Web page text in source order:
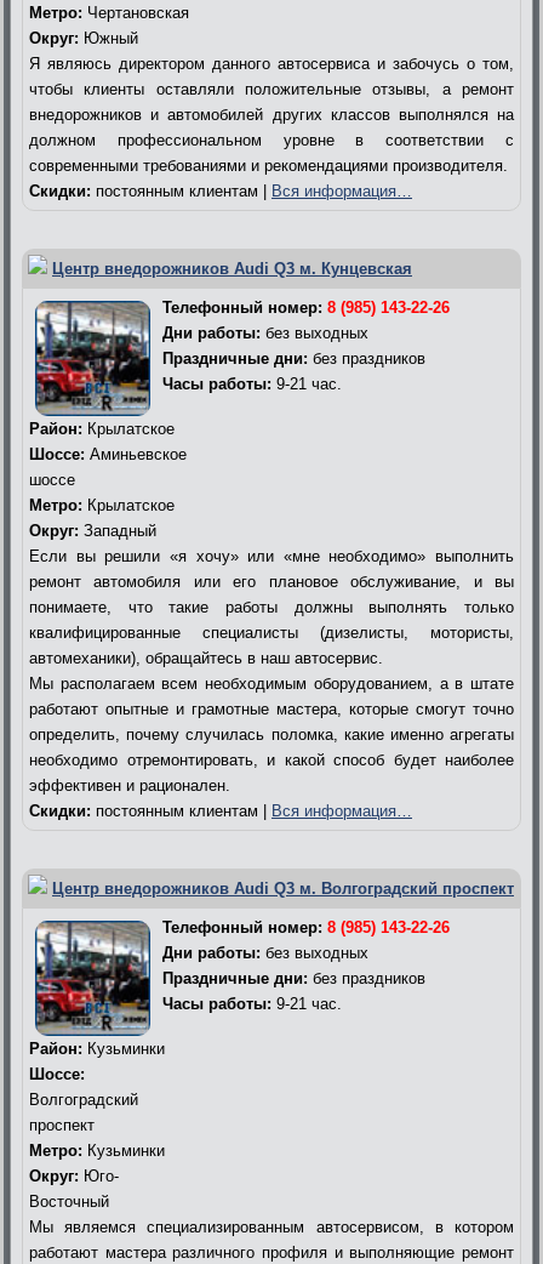
Метро: Чертановская
Округ: Южный
Я являюсь директором данного автосервиса и забочусь о том,
чтобы клиенты оставляли положительные отзывы, а ремонт
внедорожников и автомобилей других классов выполнялся на
должном профессиональном уровне в соответствии с
современными требованиями и рекомендациями производителя.
Скидки: постоянным клиентам | Вся информация…
Центр внедорожников Audi Q3 м. Кунцевская
Телефонный номер: 8 (985) 143-22-26
Дни работы: без выходных
Праздничные дни: без праздников
Часы работы: 9-21 час.
Район: Крылатское
Шоссе: Аминьевское
шоссе
Метро: Крылатское
Округ: Западный
Если вы решили «я хочу» или «мне необходимо» выполнить
ремонт автомобиля или его плановое обслуживание, и вы
понимаете, что такие работы должны выполнять только
квалифицированные специалисты (дизелисты, мотористы,
автомеханики), обращайтесь в наш автосервис.
Мы располагаем всем необходимым оборудованием, а в штате
работают опытные и грамотные мастера, которые смогут точно
определить, почему случилась поломка, какие именно агрегаты
необходимо отремонтировать, и какой способ будет наиболее
эффективен и рационален.
Скидки: постоянным клиентам | Вся информация…
Центр внедорожников Audi Q3 м. Волгоградский проспект
Телефонный номер: 8 (985) 143-22-26
Дни работы: без выходных
Праздничные дни: без праздников
Часы работы: 9-21 час.
Район: Кузьминки
Шоссе:
Волгоградский
проспект
Метро: Кузьминки
Округ: Юго-
Восточный
Мы являемся специализированным автосервисом, в котором
работают мастера различного профиля и выполняющие ремонт